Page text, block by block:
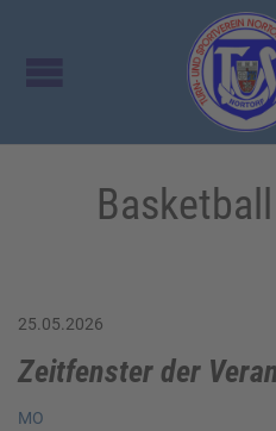
25.05.2026
Zeitfenster der
MO